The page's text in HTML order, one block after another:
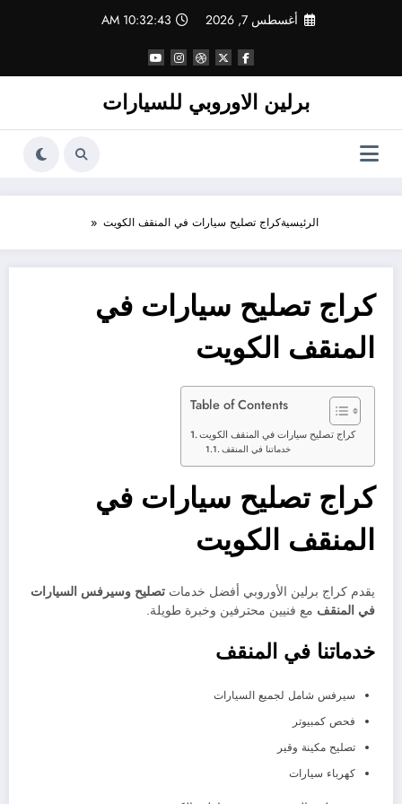
أغسطس 7, 2026 10:32:43 AM
برلين الاوروبي للسيارات
الرئيسيةكراج تصليح سيارات في المنقف الكويت
كراج تصليح سيارات في
المنقف الكويت
Table of Contents
كراج تصليح سيارات في المنقف الكويت
خدماتنا في المنقف
كراج تصليح سيارات في
المنقف الكويت
يقدم كراج برلين الأوروبي أفضل خدمات تصليح وسيرفس السيارات
في المنقف مع فنيين محترفين وخبرة طويلة.
خدماتنا في المنقف
سيرفس شامل لجميع السيارات
فحص كمبيوتر
تصليح مكينة وقير
كهرباء سيارات